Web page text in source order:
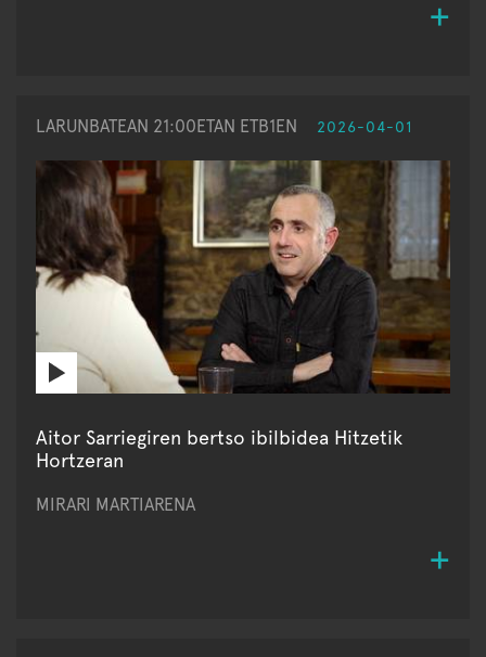
LARUNBATEAN 21:00ETAN ETB1EN 2026-04-01
Aitor Sarriegiren bertso ibilbidea Hitzetik
Hortzeran
MIRARI MARTIARENA